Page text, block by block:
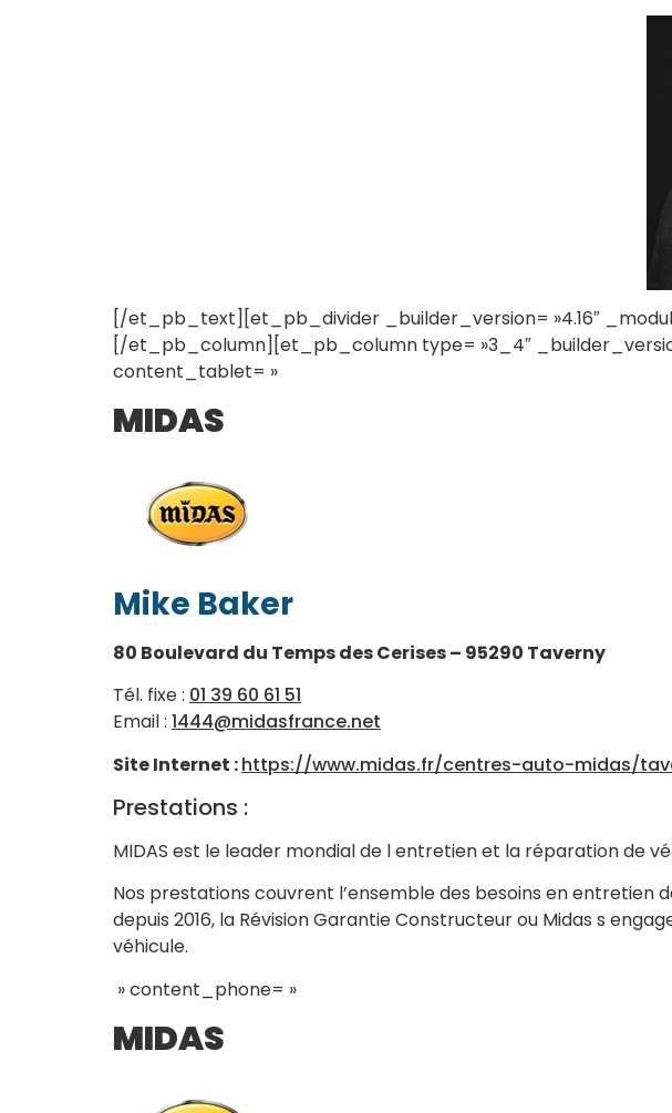
[/et_pb_text][et_pb_divider _builder_version= »4.16″
[/et_pb_column][et_pb_column type= »3_4″
content_tablet= »
MIDAS
Mike Baker
80 Boulevard du Temps des Cerises – 95290 Taverny
Tél. fixe : 01 39 60 61 51
Email : 1444@midasfrance.net
Site Internet :https://www.midas.fr/centres-auto-midas/
Prestations :
MIDAS est le leader mondial de l entretien et la réparation de
Nos prestations couvrent l’ensemble des besoins en entretien
depuis 2016, la Révision Garantie Constructeur ou Midas s
véhicule.
» content_phone= »
MIDAS